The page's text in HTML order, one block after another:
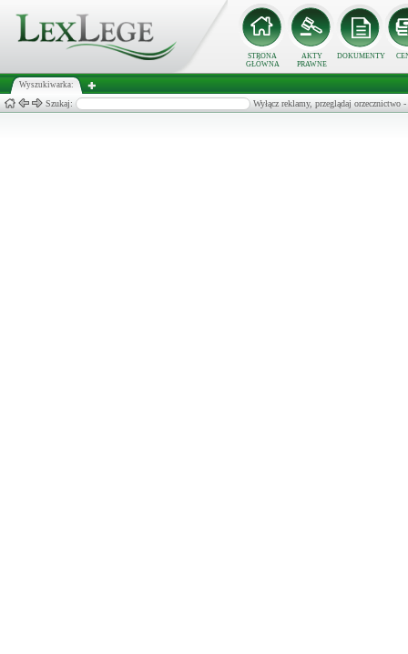
STRONA
GŁÓWNA
AKTY
PRAWNE
DOKUMENTY
Wyszukiwarka:
Szukaj: Wyłącz reklamy, przeglądaj